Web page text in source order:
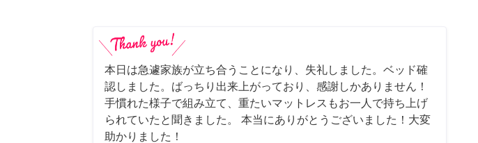
本日は急遽家族が立ち合うことになり、失礼しました。ベッド確
認しました。ばっちり出来上がっており、感謝しかありません！
手慣れた様子で組み立て、重たいマットレスもお一人で持ち上げ
られていたと聞きました。 本当にありがとうございました！大変
助かりました！